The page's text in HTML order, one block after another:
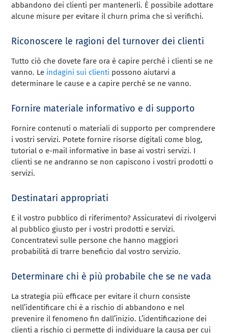
abbandono dei clienti per mantenerli. È possibile adottare
alcune misure per evitare il churn prima che si verifichi.
Riconoscere le ragioni del turnover dei clienti
Tutto ciò che dovete fare ora è capire perché i clienti se ne
vanno. Le indagini sui clienti possono aiutarvi a
determinare le cause e a capire perché se ne vanno.
Fornire materiale informativo e di supporto
Fornire contenuti o materiali di supporto per comprendere
i vostri servizi. Potete fornire risorse digitali come blog,
tutorial o e-mail informative in base ai vostri servizi. I
clienti se ne andranno se non capiscono i vostri prodotti o
servizi.
Destinatari appropriati
E il vostro pubblico di riferimento? Assicuratevi di rivolgervi
al pubblico giusto per i vostri prodotti e servizi.
Concentratevi sulle persone che hanno maggiori
probabilità di trarre beneficio dal vostro servizio.
Determinare chi è più probabile che se ne vada
La strategia più efficace per evitare il churn consiste
nell’identificare chi è a rischio di abbandono e nel
prevenire il fenomeno fin dall’inizio. L’identificazione dei
clienti a rischio ci permette di individuare la causa per cui